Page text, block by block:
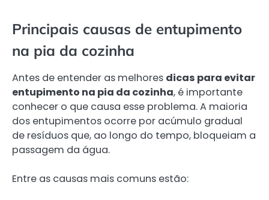
Principais causas de entupimento
na pia da cozinha
Antes de entender as melhores dicas para evitar
entupimento na pia da cozinha, é importante
conhecer o que causa esse problema. A maioria
dos entupimentos ocorre por acúmulo gradual
de resíduos que, ao longo do tempo, bloqueiam a
passagem da água.
Entre as causas mais comuns estão: